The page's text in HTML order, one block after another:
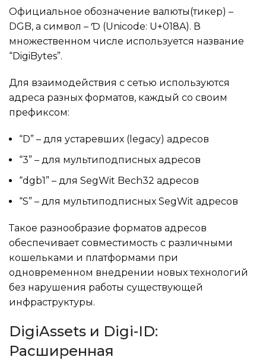
Официальное обозначение валюты(тикер) –
DGB, а символ – Ɗ (Unicode: U+018A). В
множественном числе используется название
“DigiBytes”.
Для взаимодействия с сетью используются
адреса разных форматов, каждый со своим
префиксом:
“D” – для устаревших (legacy) адресов
“3” – для мультиподписных адресов
“dgb1” – для SegWit Bech32 адресов
“S” – для мультиподписных SegWit адресов
Такое разнообразие форматов адресов
обеспечивает совместимость с различными
кошельками и платформами при
одновременном внедрении новых технологий
без нарушения работы существующей
инфраструктуры.
DigiAssets и Digi-ID:
Расширенная